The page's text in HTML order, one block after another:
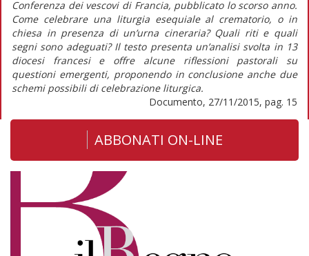
Conferenza dei vescovi di Francia, pubblicato lo scorso anno.
Come celebrare una liturgia esequiale al crematorio, o in
chiesa in presenza di un’urna cineraria? Quali riti e quali
segni sono adeguati? Il testo presenta un’analisi svolta in 13
diocesi francesi e offre alcune riflessioni pastorali su
questioni emergenti, proponendo in conclusione anche due
schemi possibili di celebrazione liturgica.
Documento, 27/11/2015, pag. 15
ABBONATI ON-LINE